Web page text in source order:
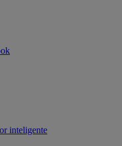
inteligente